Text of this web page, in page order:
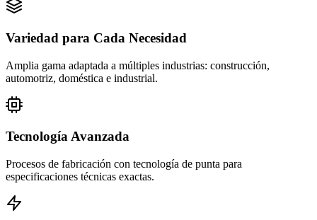
Variedad para Cada Necesidad
Amplia gama adaptada a múltiples industrias: construcción,
automotriz, doméstica e industrial.
Tecnología Avanzada
Procesos de fabricación con tecnología de punta para
especificaciones técnicas exactas.